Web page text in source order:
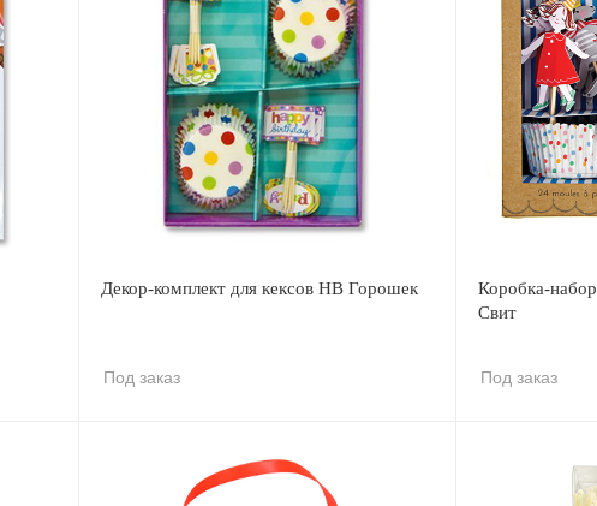
Декор-комплект для кексов HB Горошек
Под заказ
Коробка-
Свит
Под заказ